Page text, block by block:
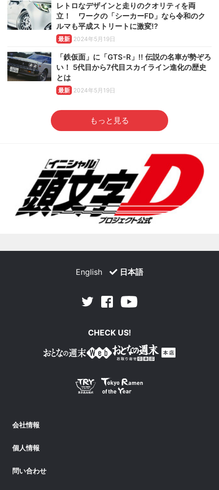
レトロなデザインと走りのクオリティを両
立！ ワークの「シーカーFD」なら令和のク
ルマも平成ストリートに激変!?
最新 2024年5月19日
「鉄仮面」に「GTS-R」!! 伝説の名車が勢ぞろ
い！ 5代目から7代目スカイライン進化の歴史
とは
最新 2024年5月19日
もっと見る
English 日本語
Twitter Facebook
CHECK US!
会社情報
個人情報
問い合わせ